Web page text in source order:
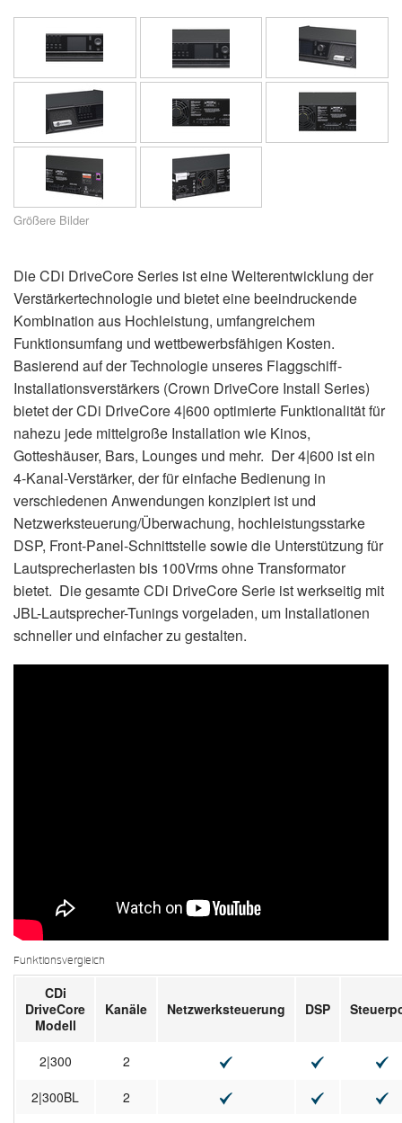
Größere Bilder
Die CDi DriveCore Series ist eine Weiterentwicklung der
Verstärkertechnologie und bietet eine beeindruckende
Kombination aus Hochleistung, umfangreichem
Funktionsumfang und wettbewerbsfähigen Kosten.
Basierend auf der Technologie unseres Flaggschiff-
Installationsverstärkers (Crown DriveCore Install Series)
bietet der CDi DriveCore 4|600 optimierte Funktionalität für
nahezu jede mittelgroße Installation wie Kinos,
Gotteshäuser, Bars, Lounges und mehr. Der 4|600 ist ein
4-Kanal-Verstärker, der für einfache Bedienung in
verschiedenen Anwendungen konzipiert ist und
Netzwerksteuerung/Überwachung, hochleistungsstarke
DSP, Front-Panel-Schnittstelle sowie die Unterstützung für
Lautsprecherlasten bis 100Vrms ohne Transformator
bietet. Die gesamte CDi DriveCore Serie ist werkseitig mit
JBL-Lautsprecher-Tunings vorgeladen, um Installationen
schneller und einfacher zu gestalten.
Funktionsvergleich
CDi
DriveCore
Modell
Kanäle Netzwerksteuerung DSP
2|300
2
2|300BL
2